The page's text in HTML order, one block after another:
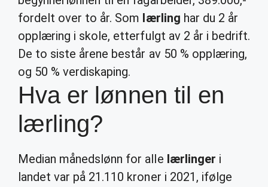
fordelt over to år. Som lærling har du 2 år
opplæring i skole, etterfulgt av 2 år i bedrift.
De to siste årene består av 50 % opplæring,
og 50 % verdiskaping.
Hva er lønnen til en
lærling?
Median månedslønn for alle lærlinger i
landet var på 21.110 kroner i 2021, ifølge